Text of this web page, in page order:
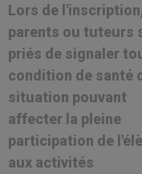
Lors de
parents ou tuteurs
priés de signaler
condition de santé
situation pouvant
affecter la pleine
participation de
aux activités